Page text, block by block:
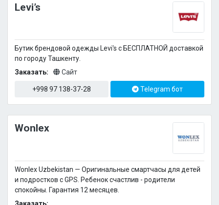
Levi’s
Бутик брендовой одежды Levi's c БЕСПЛАТНОЙ доставкой
по городу Ташкенту.
Заказать:
Сайт
+998 97 138-37-28 Telegram бот
Wonlex
Wonlex Uzbekistan — Оригинальные смартчасы для детей
и подростков с GPS. Ребенок счастлив - родители
спокойны. Гарантия 12 месяцев.
Заказать: